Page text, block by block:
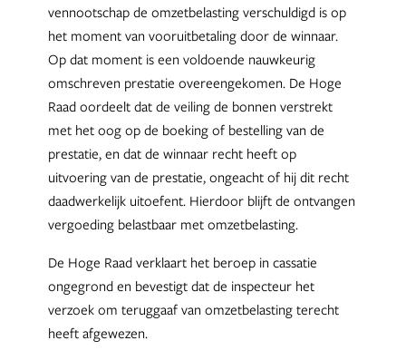
vennootschap de omzetbelasting verschuldigd is op
het moment van vooruitbetaling door de winnaar.
Op dat moment is een voldoende nauwkeurig
omschreven prestatie overeengekomen. De Hoge
Raad oordeelt dat de veiling de bonnen verstrekt
met het oog op de boeking of bestelling van de
prestatie, en dat de winnaar recht heeft op
uitvoering van de prestatie, ongeacht of hij dit recht
daadwerkelijk uitoefent. Hierdoor blijft de ontvangen
vergoeding belastbaar met omzetbelasting.
De Hoge Raad verklaart het beroep in cassatie
ongegrond en bevestigt dat de inspecteur het
verzoek om teruggaaf van omzetbelasting terecht
heeft afgewezen.